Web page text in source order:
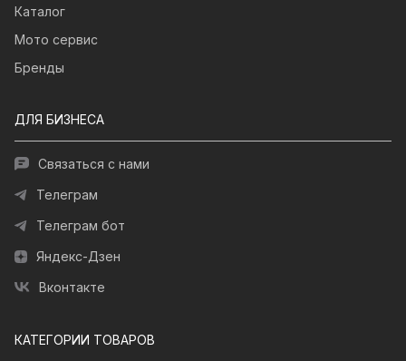
Каталог
Мото сервис
Бренды
ДЛЯ БИЗНЕСА
Связаться с нами
Телеграм
Телеграм бот
Яндекс-Дзен
Вконтакте
КАТЕГОРИИ ТОВАРОВ